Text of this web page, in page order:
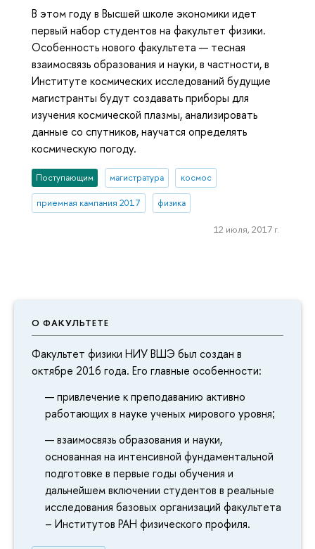
О ФАКУЛЬТЕТЕ
Факультет физики НИУ ВШЭ был создан в
октябре 2016 года. Его главные особенности:
привлечение к преподаванию активно
работающих в науке ученых мирового уровня;
взаимосвязь образования и науки,
основанная на интенсивной фундаментальной
подготовке в первые годы обучения и
дальнейшем включении студентов в реальные
исследования базовых организаций факультета
– Институтов РАН физического профиля.
В этом году в Высшей школе экономики идет
первый набор студентов на факультет физики.
Особенность нового факультета — тесная
взаимосвязь образования и науки, в частности, в
Институте космических исследований будущие
магистранты будут создавать приборы для
изучения космической плазмы, анализировать
данные со спутников, научатся определять
космическую погоду.
Поступающим магистратура космос
приемная кампания 2017 физика
12 июля, 2017 г.